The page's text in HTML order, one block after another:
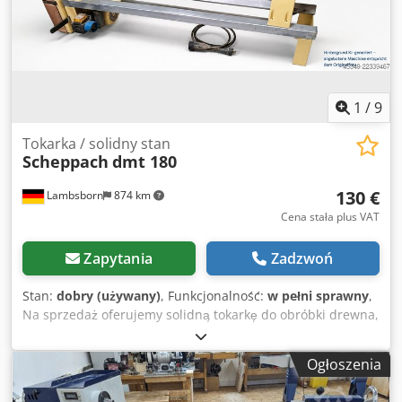
1 /9
Lambsborn 874 km
Tokarka / solidny stan
Scheppach dmt 180
130 €
Cena stała plus VAT
Zapytania Zadzwoń
Stan: dobry (używany), Funkcjonalność: w pełni sprawny,
Na sprzedaż oferujemy solidną tokarkę do obróbki drewna,
przeznaczoną do obróbki wyrobów drewnianych. Maszyna
charakteryzuje się stabilną konstrukcją łoża, ruchomym
suportem i uchwytem wrzeciona M33. Dzięki rozstawowi
między centrami wynoszącemu 1000 mm i wysokości
Ogłoszenia